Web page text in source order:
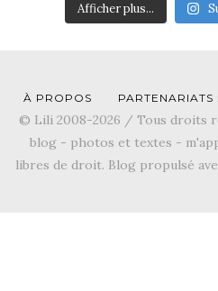
Afficher plus...
À PROPOS
© Lili 2008-2026 / Tous droits
blog - photos et textes -
libres de droit. Blog propulsé